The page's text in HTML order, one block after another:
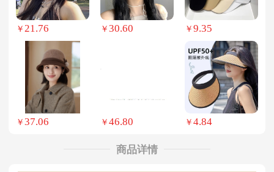
￥21.76 ￥30.60 ￥9.35
￥37.06 ￥46.80 ￥4.84
商品详情